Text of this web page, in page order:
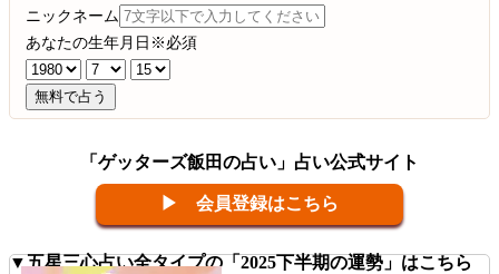
ニックネーム
あなたの生年月日 ※必須
無料で占う
「ゲッターズ飯田の占い」占い公式サイト
▶ 会員登録はこちら
▼五星三心占い全タイプの「2025下半期の運勢」はこちら